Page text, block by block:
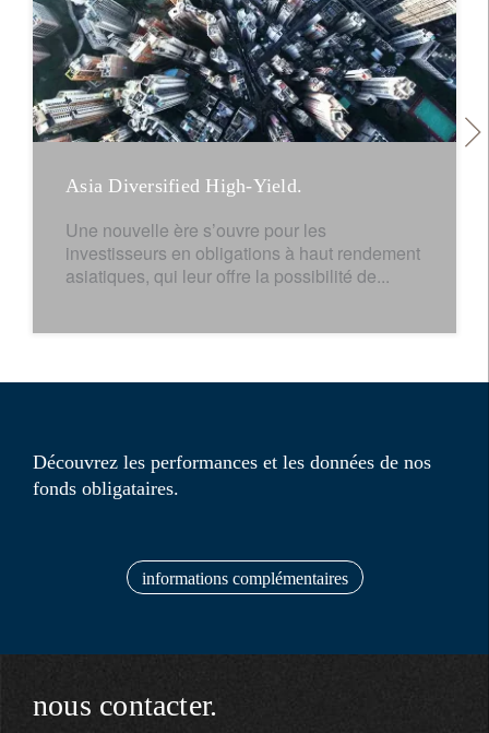
Asia Diversified High-Yield.
Une nouvelle ère s’ouvre pour les
investisseurs en obligations à haut rendement
asiatiques, qui leur offre la possibilité de...
Découvrez les performances et les données de nos
fonds obligataires.
informations complémentaires
nous contacter.